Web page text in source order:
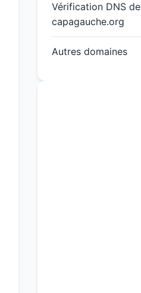
Vérification DNS de
capagauche.org
Autres domaines